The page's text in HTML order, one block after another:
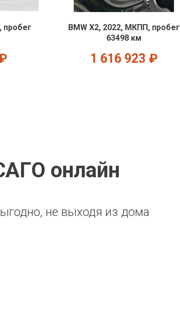
пробег
BMW X2, 2022, МКПП, пробег
63498 км
1 616 923 ₽
онлайн
не выходя из дома